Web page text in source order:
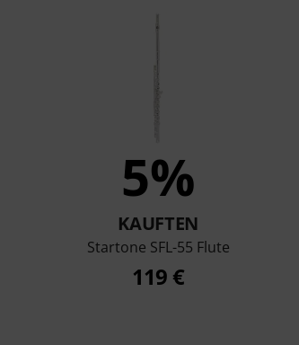
5%
KAUFTEN
Startone SFL-55 Flute
119 €